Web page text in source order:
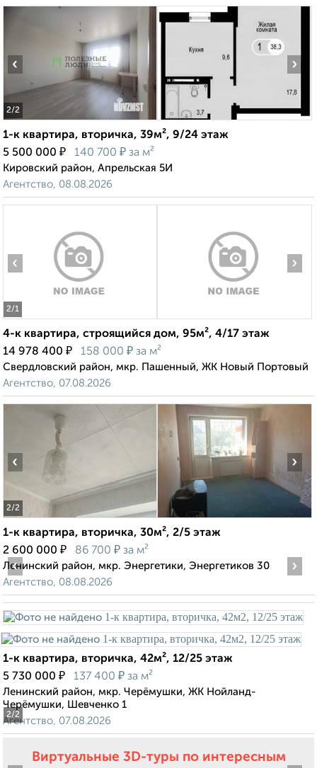
2/2
‹ ›
1-к квартира, вторичка, 39м², 9/24 этаж
5 500 000 ₽ 140 700 ₽ за м²
Кировский район, Апрельская 5И
Агентство, 08.08.2026
2/1
‹ ›
4-к квартира, строящийся дом, 95м², 4/17 этаж
14 978 400 ₽ 158 000 ₽ за м²
Свердловский район, мкр. Пашенный, ЖК Новый Портовый
Агентство, 07.08.2026
2/2
‹ ›
1-к квартира, вторичка, 30м², 2/5 этаж
2 600 000 ₽ 86 700 ₽ за м²
Ленинский район, мкр. Энергетики, Энергетиков 30
Агентство, 08.08.2026
2/2
‹ ›
1-к квартира, вторичка, 42м², 12/25 этаж
5 730 000 ₽ 137 400 ₽ за м²
Ленинский район, мкр. Черёмушки, ЖК Нойланд-
Черёмушки, Шевченко 1
Агентство, 07.08.2026
Виртуальные 3D-туры по интересным